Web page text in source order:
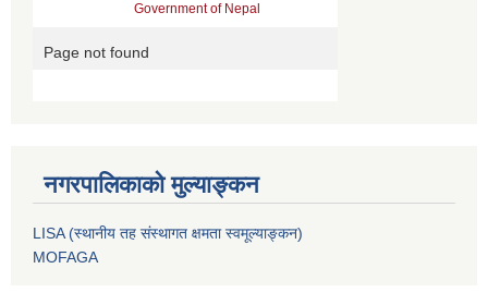
नगरपालिकाको मुल्याङ्कन
LISA (स्थानीय तह संस्थागत क्षमता स्वमूल्याङ्कन)
MOFAGA